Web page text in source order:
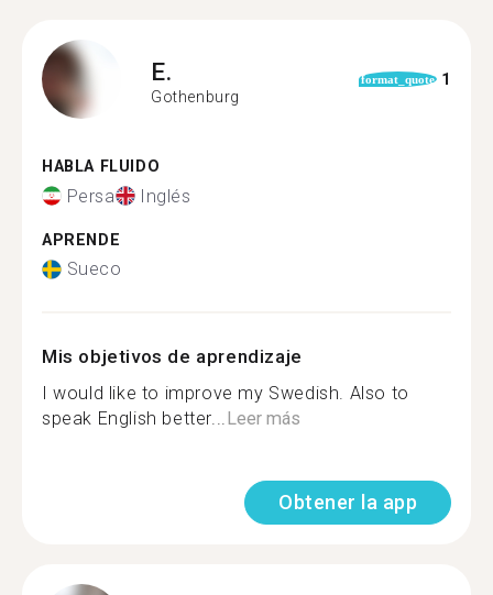
E.
Gothenburg
format_quote 1
HABLA FLUIDO
Persa Inglés
APRENDE
Sueco
Mis objetivos de aprendizaje
I would like to improve my Swedish. Also to
speak English better...Leer más
Obtener la app